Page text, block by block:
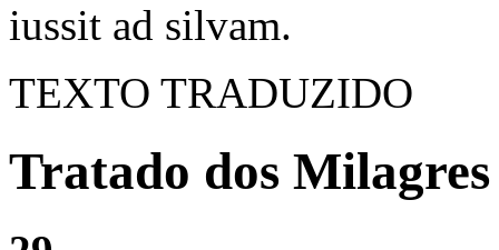
iussit ad silvam.
TEXTO TRADUZIDO
Tratado dos